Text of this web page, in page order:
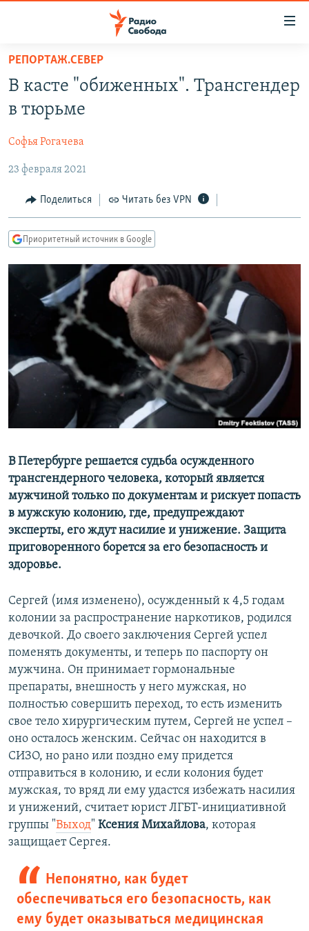
упрощенного
доступа
основному
Вернутся
главной
навигации
Вернутся
поиску
ПРОГРАММЫ
АВТОРСКИЕ ПРОЕКТЫ
ЦИТАТЫ СВОБОДЫ
МНЕНИЯ
КУЛЬТУРА
IDEL.РЕАЛИИ
КАВКАЗ.РЕАЛИИ
СЕВЕР.РЕАЛИИ
СИБИРЬ.РЕАЛИИ
РАСПИСАНИЕ ВЕЩАНИЯ
ПОДПИШИТЕСЬ НА РАССЫЛКУ
СОЦИАЛЬНЫЕ СЕТИ
Все сайты РСЕ/РС
РЕПОРТАЖ.СЕВЕР
В касте "обиженных". Трансгендер
в тюрьме
Софья Рогачева
23 февраля 2021
Поделиться Читать без VPN
Приоритетный источник в Google
В Петербурге решается судьба осужденного
трансгендерного человека, который является
мужчиной только по документам и рискует попасть
в мужскую колонию, где, предупреждают
эксперты, его ждут насилие и унижение. Защита
приговоренного борется за его безопасность и
здоровье.
Сергей (имя изменено), осужденный к 4,5 годам
колонии за распространение наркотиков, родился
девочкой. До своего заключения Сергей успел
поменять документы, и теперь по паспорту он
мужчина. Он принимает гормональные
препараты, внешность у него мужская, но
полностью совершить переход, то есть изменить
свое тело хирургическим путем, Сергей не успел –
оно осталось женским. Сейчас он находится в
СИЗО, но рано или поздно ему придется
отправиться в колонию, и если колония будет
мужская, то вряд ли ему удастся избежать насилия
и унижений, считает юрист ЛГБТ-инициативной
группы "Выход" ​ Ксения Михайлова, которая
защищает Сергея.
Непонятно, как будет
обеспечиваться его безопасность, как
ему будет оказываться медицинская